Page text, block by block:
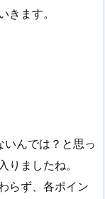
きます。
んでは？と思っ
りましたね。
らず、各ポイン